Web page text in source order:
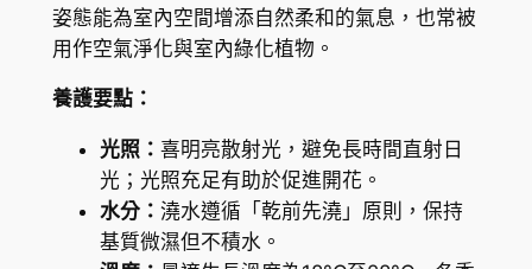
姿態能為室內空間增添自然柔和的氣息，也常被
用作空氣淨化與室內綠化植物。
養護要點：
光照： 喜明亮散射光，避免長時間直射日
光；光照充足有助於促進開花。
水分： 澆水遵循「乾前先澆」原則，保持
基質微濕但不積水。